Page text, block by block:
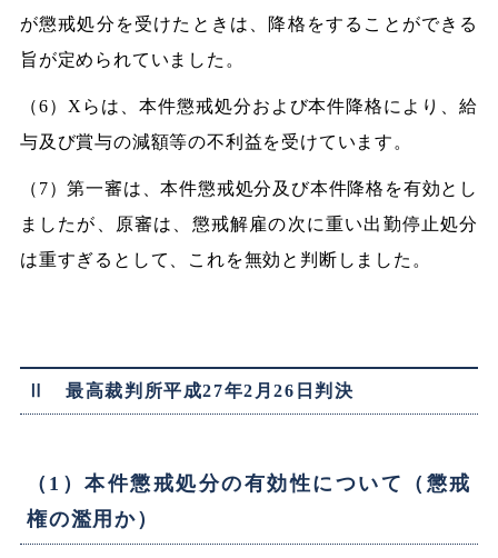
が懲戒処分を受けたときは、降格をすることができる
旨が定められていました。
（6）Xらは、本件懲戒処分および本件降格により、給
与及び賞与の減額等の不利益を受けています。
（7）第一審は、本件懲戒処分及び本件降格を有効とし
ましたが、原審は、懲戒解雇の次に重い出勤停止処分
は重すぎるとして、これを無効と判断しました。
Ⅱ 最高裁判所平成27年2月26日判決
（1）本件懲戒処分の有効性について（懲戒
権の濫用か）